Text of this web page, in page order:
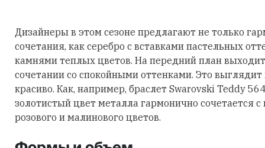
Дизайнеры в этом сезоне предлагают не только
сочетания, как серебро с вставками пастельных
камнями теплых цветов. На передний план
сочетании со спокойными оттенками. Это
красиво. Как, например, браслет Swarovski Teddy
золотистый цвет металла гармонично сочетается
розового и малинового цветов.